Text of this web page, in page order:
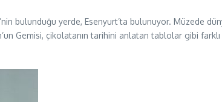
bulunduğu yerde, Esenyurt’ta bulunuyor. Müzede
Gemisi, çikolatanın tarihini anlatan tablolar gibi